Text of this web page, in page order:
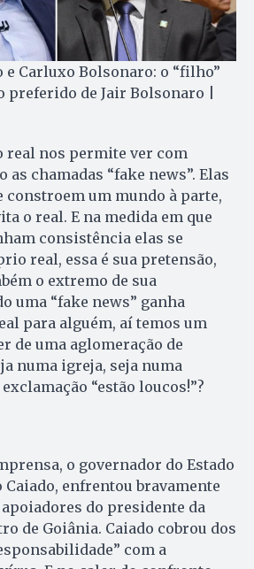
e Carluxo Bolsonaro: o “filho”
de Jair Bolsonaro |
real nos permite ver com
as chamadas “fake news”. Elas
constroem um mundo à parte,
o real. E na medida em que
consistência elas se
real, essa é sua pretensão,
o extremo de sua
uma “fake news” ganha
para alguém, aí temos um
de uma aglomeração de
numa igreja, seja numa
“estão loucos!”?
o governador do Estado
Caiado, enfrentou bravamente
do presidente da
de Goiânia. Caiado cobrou dos
com a